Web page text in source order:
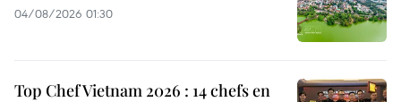
04/08/2026 01:30
Top Chef Vietnam 2026 : 14 chefs en